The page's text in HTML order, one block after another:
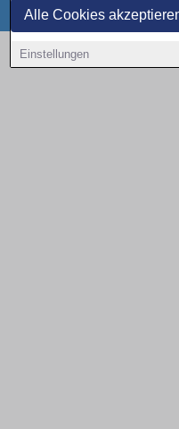
Alle Cookies
Einstellungen
Copyright © 2000 - 2026 | 1A